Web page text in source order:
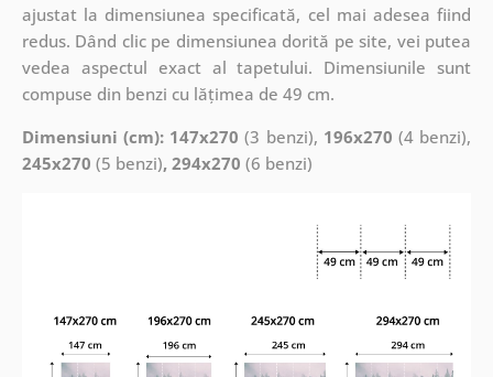
ajustat la dimensiunea specificată, cel mai adesea fiind
redus. Dând clic pe dimensiunea dorită pe site, vei putea
vedea aspectul exact al tapetului. Dimensiunile sunt
compuse din benzi cu lățimea de 49 cm.
Dimensiuni (cm): 147x270 (3 benzi), 196x270 (4 benzi),
245x270 (5 benzi), 294x270 (6 benzi)